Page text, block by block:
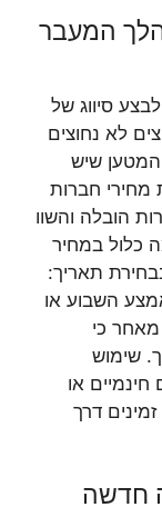
המעבר
סיווג של
לא נחוצים
שיש
מחירי חברות
הובלה והשוו
כלול במחיר
תאריך:
השבוע או
מאחר כי
שימוש
או
דרך
חדשה